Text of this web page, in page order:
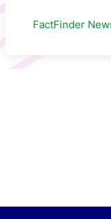
FactFinder